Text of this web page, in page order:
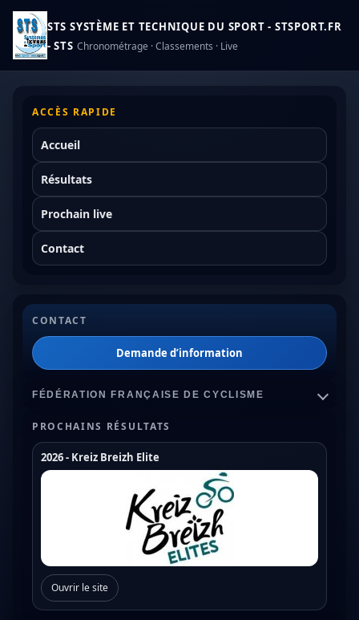
STS SYSTÈME ET TECHNIQUE DU SPORT - STSPORT.FR
- STS Chronométrage · Classements · Live
ACCÈS RAPIDE
Accueil
Résultats
Prochain live
Contact
CONTACT
Demande d’information
FÉDÉRATION FRANÇAISE DE CYCLISME
Championnats de France
Coupe de France Cyclo Cross
Coupe de France N1
Coupe de France N2
Coupe de France N3
PROCHAINS RÉSULTATS
2026 - Kreiz Breizh Elite
Ouvrir le site